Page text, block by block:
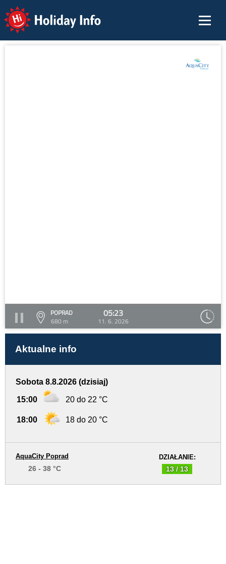
Holiday Info
POPRAD
680 m
05:23
11. 6. 2026
Aktualne info
Sobota 8.8.2026 (dzisiaj)
15:00 20 do 22 °C
18:00 18 do 20 °C
DZIAŁANIE:
13 / 13
AquaCity Poprad
26 - 38 °C